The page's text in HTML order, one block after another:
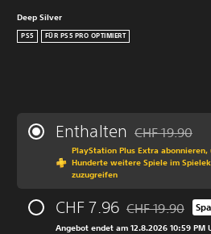
Deep Silver
PS5 FÜR PS5 PRO OPTIMIERT
Enthalten CHF 19.90
PlayStation Plus Extra abonnieren,
Hunderte weitere Spiele im
zuzugreifen
CHF 7.96 Preisnachlass
CHF 19.90
Angebot endet am 12.8.2026 10:59 PM